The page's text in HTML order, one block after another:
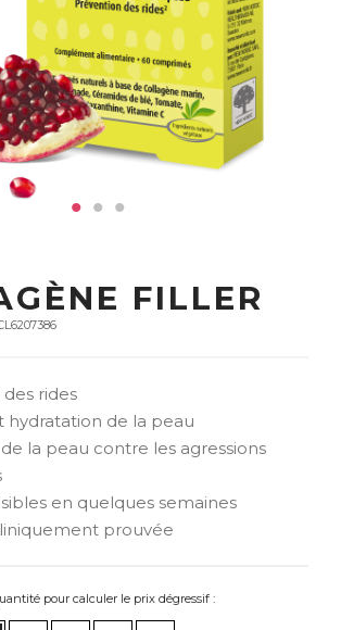
FILLER
rides
hydratation de la peau
la peau contre les agressions
en quelques semaines
prouvée
pour calculer le prix dégressif :